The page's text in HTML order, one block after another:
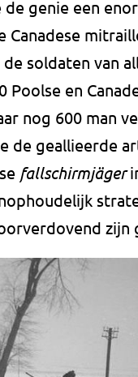
genie een
Canadese
soldaten van
Poolse en
nog 600 man
de geallieerde
fallschirmjäger
zijn